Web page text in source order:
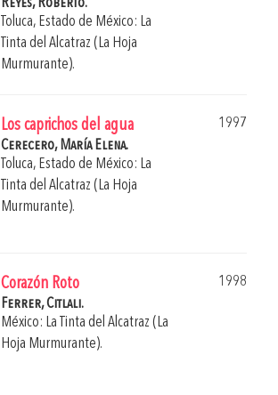
Toluca, Estado de México: La
Tinta del Alcatraz (La Hoja
Murmurante).
Los caprichos del agua
1997
Cerecero, María Elena.
Toluca, Estado de México: La
Tinta del Alcatraz (La Hoja
Murmurante).
Corazón Roto
1998
Ferrer, Citlali.
México: La Tinta del Alcatraz (La
Hoja Murmurante).